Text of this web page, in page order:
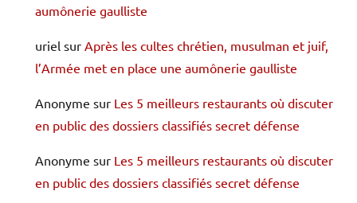
aumônerie gaulliste
uriel sur Après les cultes chrétien, musulman et juif,
l’Armée met en place une aumônerie gaulliste
Anonyme sur Les 5 meilleurs restaurants où discuter
en public des dossiers classifiés secret défense
Anonyme sur Les 5 meilleurs restaurants où discuter
en public des dossiers classifiés secret défense